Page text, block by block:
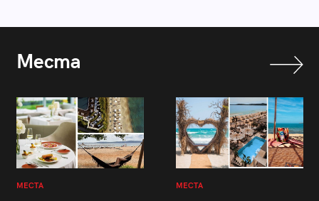
Места
МЕСТА МЕСТА